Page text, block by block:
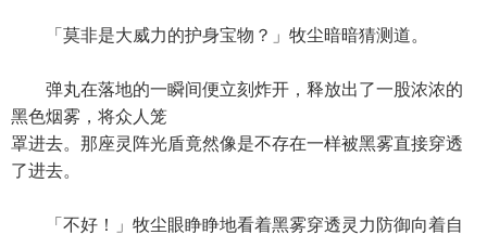
「莫非是大威力的护身宝物？」牧尘暗暗猜测道。
弹丸在落地的一瞬间便立刻炸开，释放出了一股浓浓的
黑色烟雾，将众人笼
罩进去。那座灵阵光盾竟然像是不存在一样被黑雾直接穿透
了进去。
「不好！」牧尘眼睁睁地看着黑雾穿透灵力防御向着自